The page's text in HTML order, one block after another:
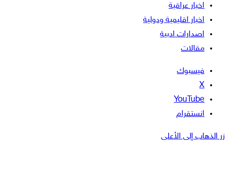
اخبار عراقية
اخبار اقليمية ودولية
اصدارات ادبية
مقالات
فيسبوك
‫X
‫YouTube
انستقرام
زر الذهاب إلى الأعلى